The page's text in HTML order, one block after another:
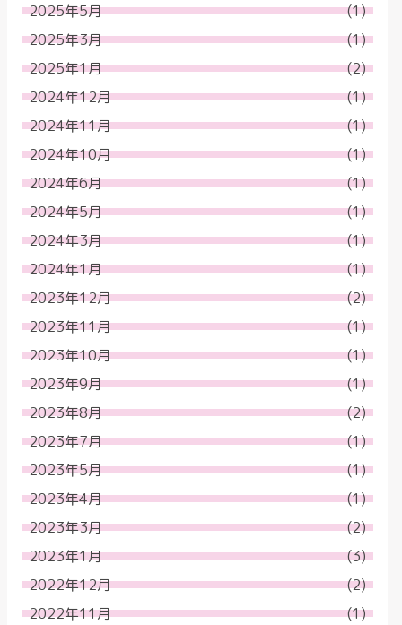
2025年5月
(1)
2025年3月
(1)
2025年1月
(2)
2024年12月
(1)
2024年11月
(1)
2024年10月
(1)
2024年6月
(1)
2024年5月
(1)
2024年3月
(1)
2024年1月
(1)
2023年12月
(2)
2023年11月
(1)
2023年10月
(1)
2023年9月
(1)
2023年8月
(2)
2023年7月
(1)
2023年5月
(1)
2023年4月
(1)
2023年3月
(2)
2023年1月
(3)
2022年12月
(2)
2022年11月
(1)